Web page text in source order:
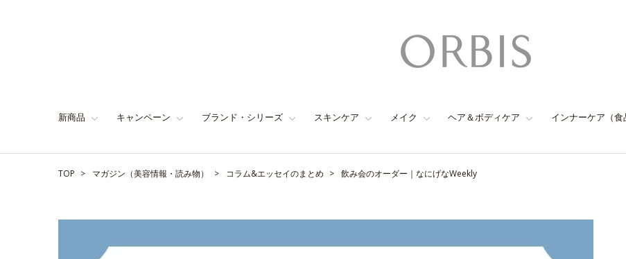
新商品 キャンペーン ブランド・シリーズ スキンケア メイク ヘア＆ボディケア インナーケア（食
TOP マガジン（美容情報・読み物） コラム&エッセイのまとめ 飲み会のオーダー｜なにげなWeekly